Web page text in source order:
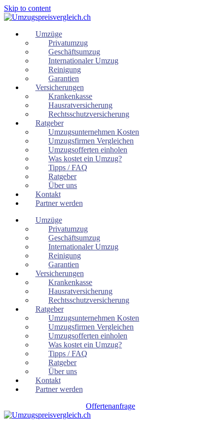
Skip to content
Umzüge
Privatumzug
Geschäftsumzug
Internationaler Umzug
Reinigung
Garantien
Versicherungen
Krankenkasse
Hausratversicherung
Rechtsschutzversicherung
Ratgeber
Umzugsunternehmen Kosten
Umzugsfirmen Vergleichen
Umzugsofferten einholen
Was kostet ein Umzug?
Tipps / FAQ
Ratgeber
Über uns
Kontakt
Partner werden
Umzüge
Privatumzug
Geschäftsumzug
Internationaler Umzug
Reinigung
Garantien
Versicherungen
Krankenkasse
Hausratversicherung
Rechtsschutzversicherung
Ratgeber
Umzugsunternehmen Kosten
Umzugsfirmen Vergleichen
Umzugsofferten einholen
Was kostet ein Umzug?
Tipps / FAQ
Ratgeber
Über uns
Kontakt
Partner werden
Offertenanfrage